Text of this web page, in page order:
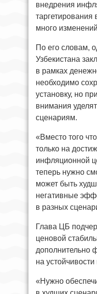
внедрения
много
По его словам,
Узбекистана
в рамках
необходимо
установку, но
внимания
сценариям.
«Вместо того
только на
инфляционной
теперь нужно
может быть
негативные
в разных
Глава ЦБ
ценовой
дополнительно
на
«Нужно